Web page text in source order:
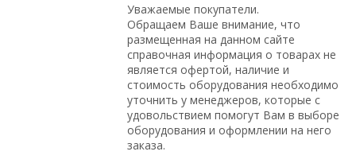
Уважаемые покупатели.
Обращаем Ваше внимание, что
размещенная на данном сайте
справочная информация о товарах не
является офертой, наличие и
стоимость оборудования необходимо
уточнить у менеджеров, которые с
удовольствием помогут Вам в выборе
оборудования и оформлении на него
заказа.